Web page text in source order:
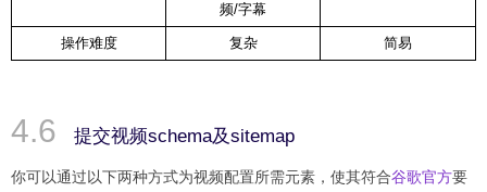
频/字幕
操作难度 复杂 简易
提交视频schema及sitemap
你可以通过以下两种方式为视频配置所需元素，使其符合谷歌官方要